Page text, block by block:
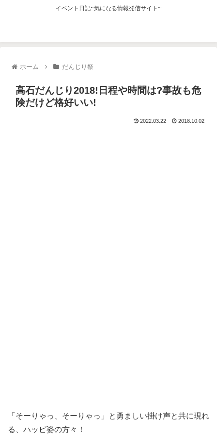
イベント日記~気になる情報発信サイト~
ホーム だんじり祭
高石だんじり2018!日程や時間は?事故も危
険だけど格好いい!
2022.03.22 2018.10.02
「そーりゃっ、そーりゃっ」と勇ましい掛け声と共に現れ
る、ハッピ姿の方々！